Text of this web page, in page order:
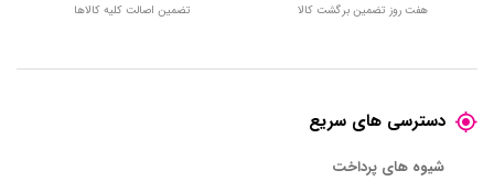
هفت روز تضمین برگشت کالا تضمین اصالت کلیه کالاها
دسترسی های سریع
شیوه های پرداخت